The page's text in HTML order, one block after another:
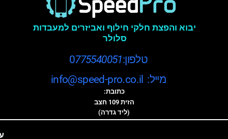
יבוא והפצת חלקי חילוף ואביזרים למעבדות
סלולר
טלפון:0775540051
מייל: info@speed-pro.co.il
כתובת:
הזית 109 חצב
(ליד גדרה)